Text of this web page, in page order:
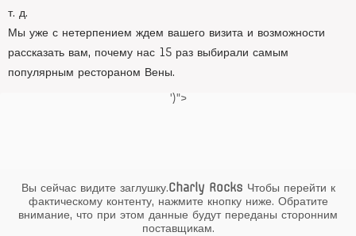
т. д.
Мы уже с нетерпением ждем вашего визита и возможности
рассказать вам, почему нас 15 раз выбирали самым
популярным рестораном Вены.
«На Oim нет греха», но огромные порции в отличном качестве,
Всего наилучшего, твой XXL Wirt
')">
Вы сейчас видите заглушку.Charly Rocks Чтобы перейти к
фактическому контенту, нажмите кнопку ниже. Обратите
внимание, что при этом данные будут переданы сторонним
поставщикам.